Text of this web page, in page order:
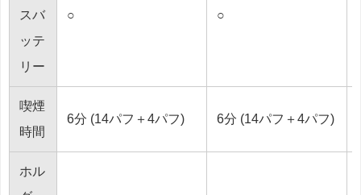
スバ
ッテ
リー
○ ○
喫煙
時間
6分 (14パフ＋4パフ) 6分 (14パフ＋4パフ)
ホル